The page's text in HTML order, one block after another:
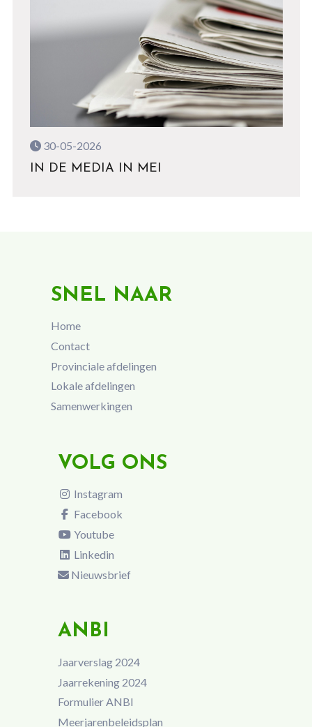
30-05-2026
IN DE MEDIA IN MEI
SNEL NAAR
Home
Contact
Provinciale afdelingen
Lokale afdelingen
Samenwerkingen
VOLG ONS
Instagram
Facebook
Youtube
Linkedin
Nieuwsbrief
ANBI
Jaarverslag 2024
Jaarrekening 2024
Formulier ANBI
Meerjarenbeleidsplan